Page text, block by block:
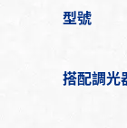
型號
搭配調光